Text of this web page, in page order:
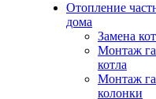
Отопление
дома
Замена
Монтаж
котла
Монтаж
колонки